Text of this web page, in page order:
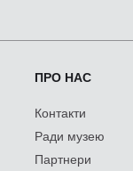
ПРО НАС
Контакти
Ради музею
Партнери